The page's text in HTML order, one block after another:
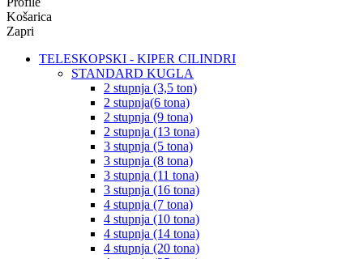
Košarica
Zapri
TELESKOPSKI - KIPER CILINDRI
STANDARD KUGLA
2 stupnja (3,5 ton)
2 stupnja(6 tona)
2 stupnja (9 tona)
2 stupnja (13 tona)
3 stupnja (5 tona)
3 stupnja (8 tona)
3 stupnja (11 tona)
3 stupnja (16 tona)
4 stupnja (7 tona)
4 stupnja (10 tona)
4 stupnja (14 tona)
4 stupnja (20 tona)